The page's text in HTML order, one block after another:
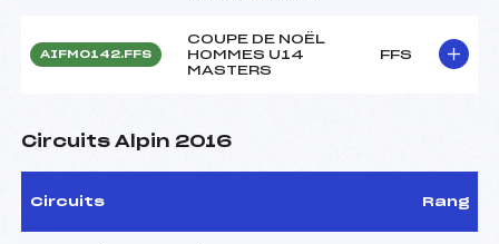
AIFM0142.FFS
COUPE DE NOËL
HOMMES U14
MASTERS
FFS
Circuits Alpin 2016
Circuits Rang